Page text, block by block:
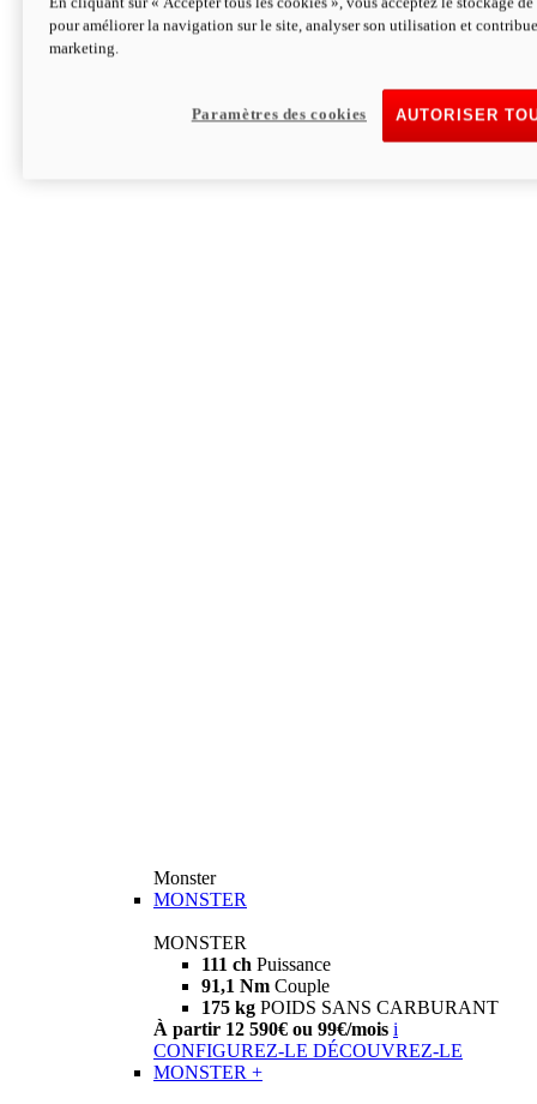
Hypermotard V2 SP 100
Découvrez-le
Monster
MONSTER
MONSTER
111 ch Puissance
91,1 Nm Couple
175 kg POIDS SANS CARBURANT
À partir 12 590€ ou 99€/mois i
CONFIGUREZ-LE DÉCOUVREZ-LE
MONSTER +
pour améliorer la navigation sur le site, analyser son utilisation et
marketing.
AUTORISER
Paramètres des cookies